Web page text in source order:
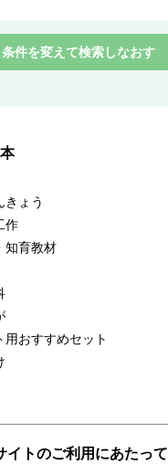
条件を変えて検索しなおす
きょう
作
知育教材
用おすすめセット
イトのご利用にあたって